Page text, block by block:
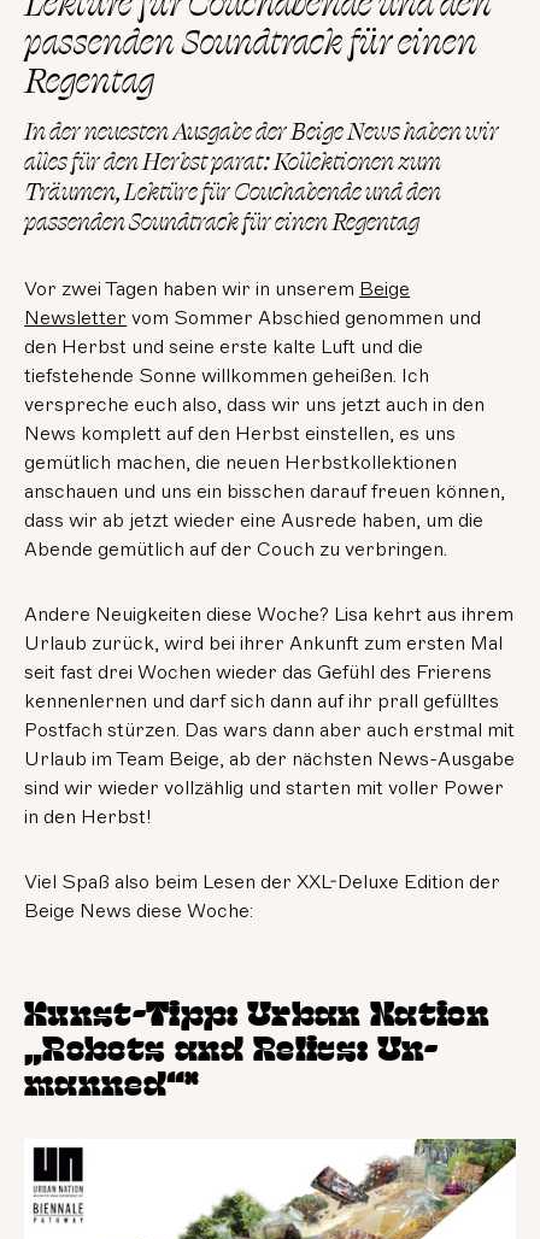
passenden Soundtrack für einen
Regentag
In der neuesten Ausgabe der Beige News haben wir
alles für den Herbst parat: Kollektionen zum
Träumen, Lektüre für Couchabende und den
passenden Soundtrack für einen Regentag
Vor zwei Tagen haben wir in unserem Beige
Newsletter vom Sommer Abschied genommen und
den Herbst und seine erste kalte Luft und die
tiefstehende Sonne willkommen geheißen. Ich
verspreche euch also, dass wir uns jetzt auch in den
News komplett auf den Herbst einstellen, es uns
gemütlich machen, die neuen Herbstkollektionen
anschauen und uns ein bisschen darauf freuen können,
dass wir ab jetzt wieder eine Ausrede haben, um die
Abende gemütlich auf der Couch zu verbringen.
Andere Neuigkeiten diese Woche? Lisa kehrt aus ihrem
Urlaub zurück, wird bei ihrer Ankunft zum ersten Mal
seit fast drei Wochen wieder das Gefühl des Frierens
kennenlernen und darf sich dann auf ihr prall gefülltes
Postfach stürzen. Das wars dann aber auch erstmal mit
Urlaub im Team Beige, ab der nächsten News-Ausgabe
sind wir wieder vollzählig und starten mit voller Power
in den Herbst!
Viel Spaß also beim Lesen der XXL-Deluxe Edition der
Beige News diese Woche:
Kunst-Tipp: Urban Nation
„Robots and Relics: Un-
manned“*